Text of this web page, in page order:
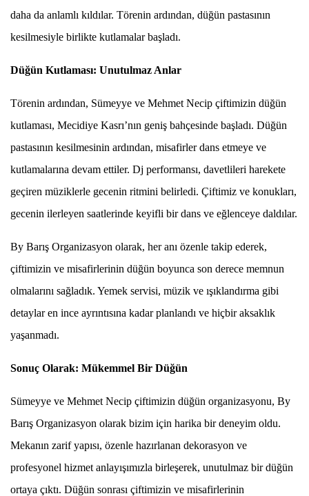
daha da anlamlı kıldılar. Törenin ardından, düğün pastasının
kesilmesiyle birlikte kutlamalar başladı.
Düğün Kutlaması: Unutulmaz Anlar
Törenin ardından, Sümeyye ve Mehmet Necip çiftimizin düğün
kutlaması, Mecidiye Kasrı’nın geniş bahçesinde başladı. Düğün
pastasının kesilmesinin ardından, misafirler dans etmeye ve
kutlamalarına devam ettiler. Dj performansı, davetlileri harekete
geçiren müziklerle gecenin ritmini belirledi. Çiftimiz ve konukları,
gecenin ilerleyen saatlerinde keyifli bir dans ve eğlenceye daldılar.
By Barış Organizasyon olarak, her anı özenle takip ederek,
çiftimizin ve misafirlerinin düğün boyunca son derece memnun
olmalarını sağladık. Yemek servisi, müzik ve ışıklandırma gibi
detaylar en ince ayrıntısına kadar planlandı ve hiçbir aksaklık
yaşanmadı.
Sonuç Olarak: Mükemmel Bir Düğün
Sümeyye ve Mehmet Necip çiftimizin düğün organizasyonu, By
Barış Organizasyon olarak bizim için harika bir deneyim oldu.
Mekanın zarif yapısı, özenle hazırlanan dekorasyon ve
profesyonel hizmet anlayışımızla birleşerek, unutulmaz bir düğün
ortaya çıktı. Düğün sonrası çiftimizin ve misafirlerinin